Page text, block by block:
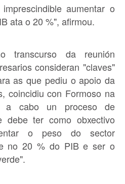
aumentar o
ata o 20 %", afirmou.
transcurso da reunión
consideran "claves"
as que pediu o apoio da
coincidiu con Formoso na
a cabo un proceso de
debe ter como obxectivo
o peso do sector
no 20 % do PIB e ser o